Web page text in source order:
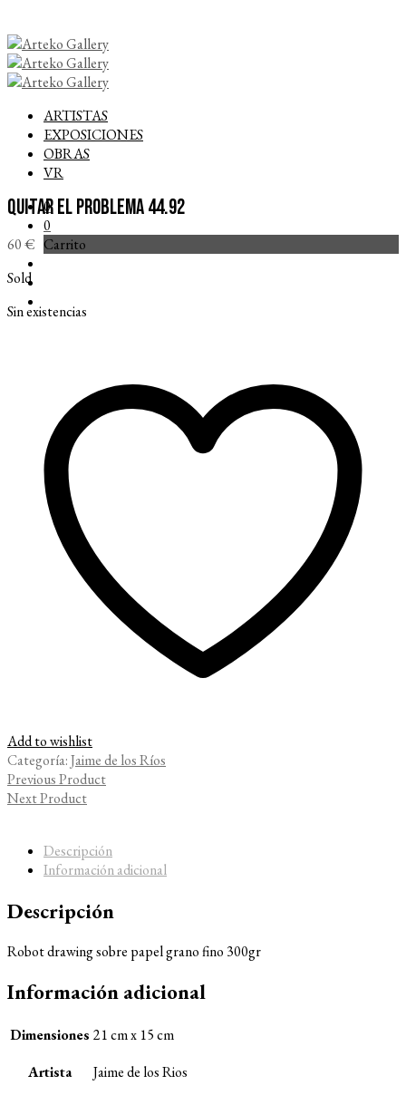
ARTISTAS
EXPOSICIONES
OBRAS
VR
0
0
Carrito
QUITAR EL PROBLEMA 44.92
60€
Sold
Sin existencias
Add to wishlist
Categoría:Jaime de los Ríos
Previous Product
Next Product
Descripción
Información adicional
Descripción
Robot drawing sobre papel grano fino 300gr
Información adicional
Dimensiones 21 cm x 15 cm
Artista
Jaime de los Rios